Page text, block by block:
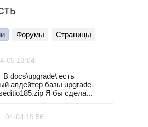
Форумы Страницы
05 13:04
В docs\upgrade\ есть
апдейтер базы upgrade-
Я бы сдела...
04-04 19:56